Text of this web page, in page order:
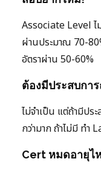
Associate Level ไ
ผ่านประมาณ 70-
อัตราผ่าน 50-60%
ต้องมีประสบกา
ไม่จำเป็น แต่ถ้ามีปร
กว่ามาก ถ้าไม่มี ทำ
Cert หมดอายุไ